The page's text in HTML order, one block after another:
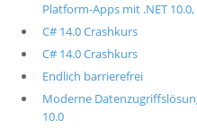
Platform-Apps mit .NET
C# 14.0 Crashkurs
C# 14.0 Crashkurs
Endlich barrierefrei
Moderne
10.0